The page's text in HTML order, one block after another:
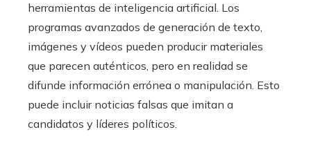
herramientas de inteligencia artificial. Los
programas avanzados de generación de texto,
imágenes y vídeos pueden producir materiales
que parecen auténticos, pero en realidad se
difunde información errónea o manipulación. Esto
puede incluir noticias falsas que imitan a
candidatos y líderes políticos.